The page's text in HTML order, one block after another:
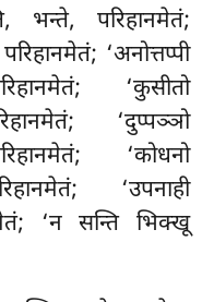
भन्ते, परिहानमेतं;
‘अनोत्तप्पी
‘कुसीतो
‘दुप्पञ्ञो
‘कोधनो
‘उपनाही
‘न सन्ति भिक्खू